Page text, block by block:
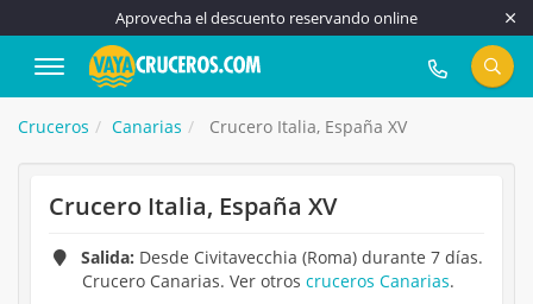
Aprovecha el descuento reservando online
917 815 555
Cruceros Canarias Crucero Italia, España XV
Crucero Italia, España XV
Salida: Desde Civitavecchia (Roma) durante 7 días.
Crucero Canarias. Ver otros cruceros Canarias.